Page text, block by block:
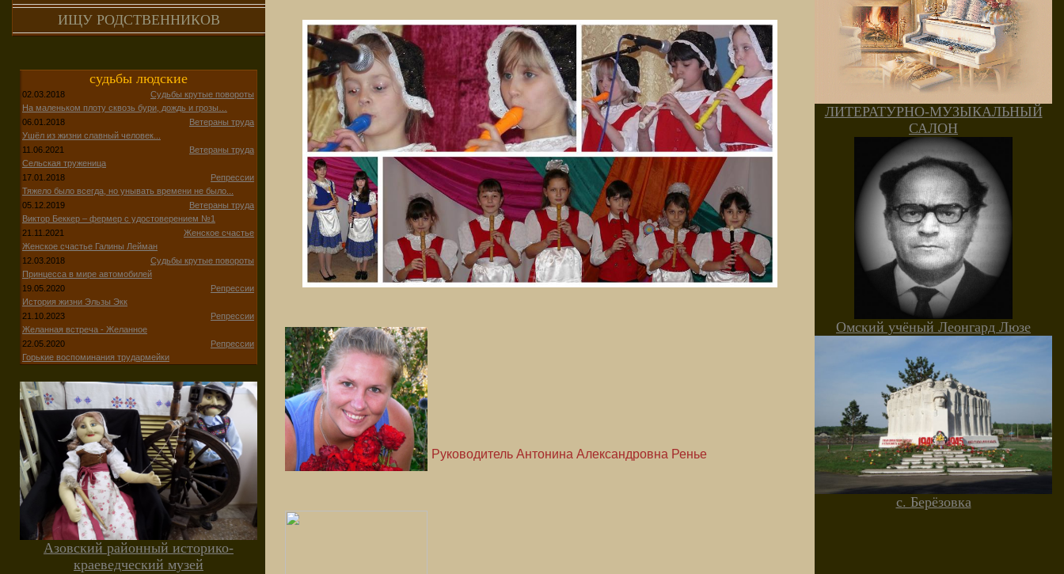
ИЩУ РОДСТВЕННИКОВ
судьбы людские
02.03.2018
Судьбы крутые повороты
На маленьком плоту сквозь бури, дождь и грозы…
06.01.2018
Ветераны труда
Ушёл из жизни славный человек...
11.06.2021
Ветераны труда
Сельская труженица
17.01.2018
Репрессии
Тяжело было всегда, но унывать времени не было...
05.12.2019
Ветераны труда
Виктор Беккер – фермер с удостоверением №1
21.11.2021
Женское счастье
Женское счастье Галины Лейман
12.03.2018
Судьбы крутые повороты
Принцесса в мире автомобилей
19.05.2020
Репрессии
История жизни Эльзы Экк
21.10.2023
Репрессии
Желанная встреча - Желанное
22.05.2020
Репрессии
Горькие воспоминания трудармейки
Азовский районный историко-
краеведческий музей
Руководитель Антонина Александровна Ренье
ЛИТЕРАТУРНО-МУЗЫКАЛЬНЫЙ
САЛОН
Омский учёный Леонгард Люзе
с. Берёзовка